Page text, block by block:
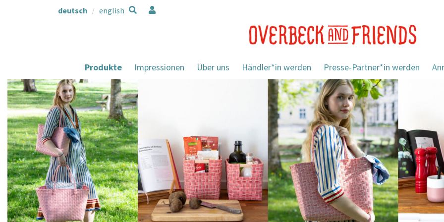
deutsch english
Produkte Impressionen Über uns Händler*in werden Presse-Partner*in werden